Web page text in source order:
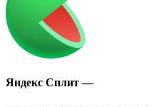
Яндекс Сплит —